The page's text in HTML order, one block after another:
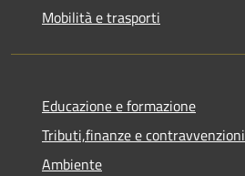
Mobilità e trasporti
Educazione e formazione
Tributi,finanze e contravvenzioni
Ambiente